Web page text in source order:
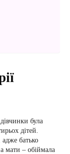
була
дітей.
батько
мати – обіймала